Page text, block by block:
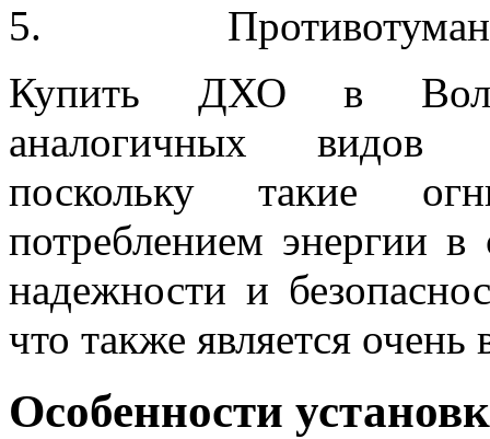
5.
Купить ДХО в
аналогичных видов
поскольку такие
потреблением энергии
надежности и
что также является
Особенности